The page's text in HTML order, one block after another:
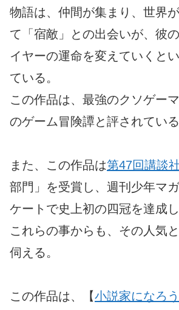
物語は、仲間が集まり、世界
て「宿敵」との出会いが、彼
イヤーの運命を変えていくと
ている。
この作品は、最強のクソゲー
のゲーム冒険譚と評されている
また、この作品は第47回講談
部門」を受賞し、週刊少年マ
ケートで史上初の四冠を達成し
これらの事からも、その人気
伺える。
この作品は、【小説家になろう